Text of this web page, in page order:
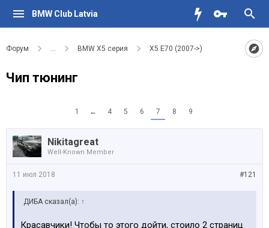
BMW Club Latvia
Форум ... BMW X5 серия X5 E70 (2007->)
Чип тюнинг
1 ← 4 5 6 7 8 9
Nikitagreat
Well-Known Member
#121
11 июл 2018
ДИБА сказал(а): ↑
Красавчики! Чтобы то этого дойти, стоило 2 страниц